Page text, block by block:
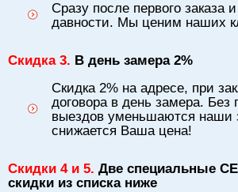
Сразу после первого заказа
давности. Мы ценим наших
Скидка 3. В день замера 2%
Скидка 2% на адресе, при
договора в день замера. Без
выездов уменьшаются наши
снижается Ваша цена!
Скидки 4 и 5. Две специальные
скидки из списка ниже